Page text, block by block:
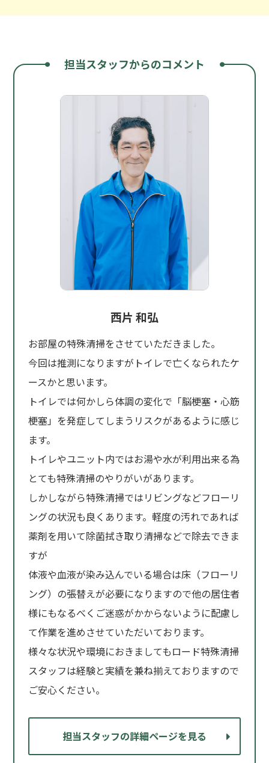
担当スタッフからのコメント
西片 和弘
お部屋の特殊清掃をさせていただきました。
今回は推測になりますがトイレで亡くなられたケ
ースかと思います。
トイレでは何かしら体調の変化で「脳梗塞・心筋
梗塞」を発症してしまうリスクがあるように感じ
ます。
トイレやユニット内ではお湯や水が利用出来る為
とても特殊清掃のやりがいがあります。
しかしながら特殊清掃ではリビングなどフローリ
ングの状況も良くあります。軽度の汚れであれば
薬剤を用いて除菌拭き取り清掃などで除去できま
すが
体液や血液が染み込んでいる場合は床（フローリ
ング）の張替えが必要になりますので他の居住者
様にもなるべくご迷惑がかからないように配慮し
て作業を進めさせていただいております。
様々な状況や環境におきましてもロード特殊清掃
スタッフは経験と実績を兼ね揃えておりますので
ご安心ください。
担当スタッフの詳細ページを見る